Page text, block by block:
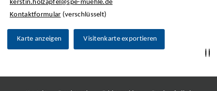
kerstin.holzapfel@spe-muehle.de
Kontaktformular (verschlüsselt)
Karte anzeigen Visitenkarte exportieren